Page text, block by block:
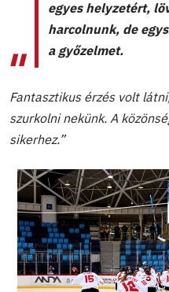
egyes helyzetért,
harcolnunk, de
a győzelmet.
Fantasztikus érzés volt
szurkolni nekünk. A
sikerhez.”